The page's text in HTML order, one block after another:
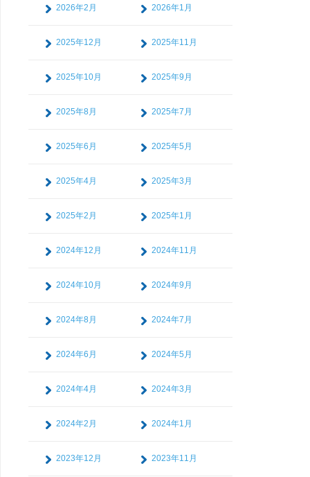
2026年2月 2026年1月
2025年12月 2025年11月
2025年10月 2025年9月
2025年8月 2025年7月
2025年6月 2025年5月
2025年4月 2025年3月
2025年2月 2025年1月
2024年12月 2024年11月
2024年10月 2024年9月
2024年8月 2024年7月
2024年6月 2024年5月
2024年4月 2024年3月
2024年2月 2024年1月
2023年12月 2023年11月